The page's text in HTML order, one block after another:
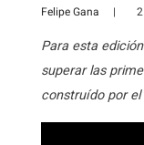
Felipe Gana |
Para esta
superar las
construído por